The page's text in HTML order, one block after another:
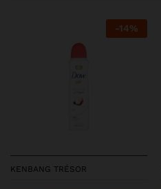
-14%
KENBANG TRÉSOR